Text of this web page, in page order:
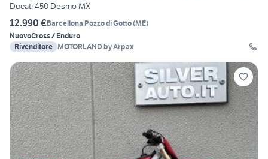
Ducati 450 Desmo MX
12.990 €Barcellona Pozzo di Gotto(ME)
NuovoCross / Enduro
Rivenditore MOTORLAND by Arpax